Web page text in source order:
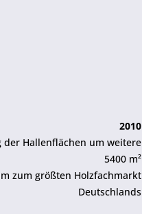
2010
der Hallenflächen um weitere
5400 m²
zum größten Holzfachmarkt
Deutschlands